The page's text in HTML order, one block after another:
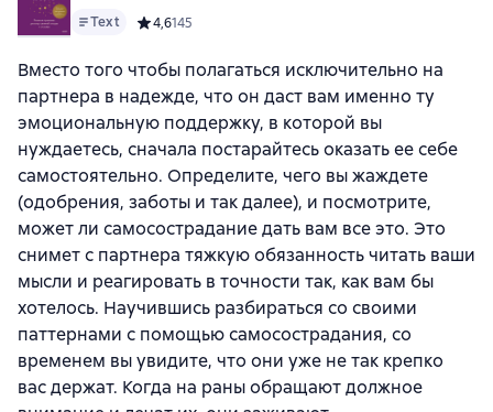
Text Средний рейтинг 4,6 на основе 145 оценок
4,6145
Вместо того чтобы полагаться исключительно на
партнера в надежде, что он даст вам именно ту
эмоциональную поддержку, в которой вы
нуждаетесь, сначала постарайтесь оказать ее себе
самостоятельно. Определите, чего вы жаждете
(одобрения, заботы и так далее), и посмотрите,
может ли самосострадание дать вам все это. Это
снимет с партнера тяжкую обязанность читать ваши
мысли и реагировать в точности так, как вам бы
хотелось. Научившись разбираться со своими
паттернами с помощью самосострадания, со
временем вы увидите, что они уже не так крепко
вас держат. Когда на раны обращают должное